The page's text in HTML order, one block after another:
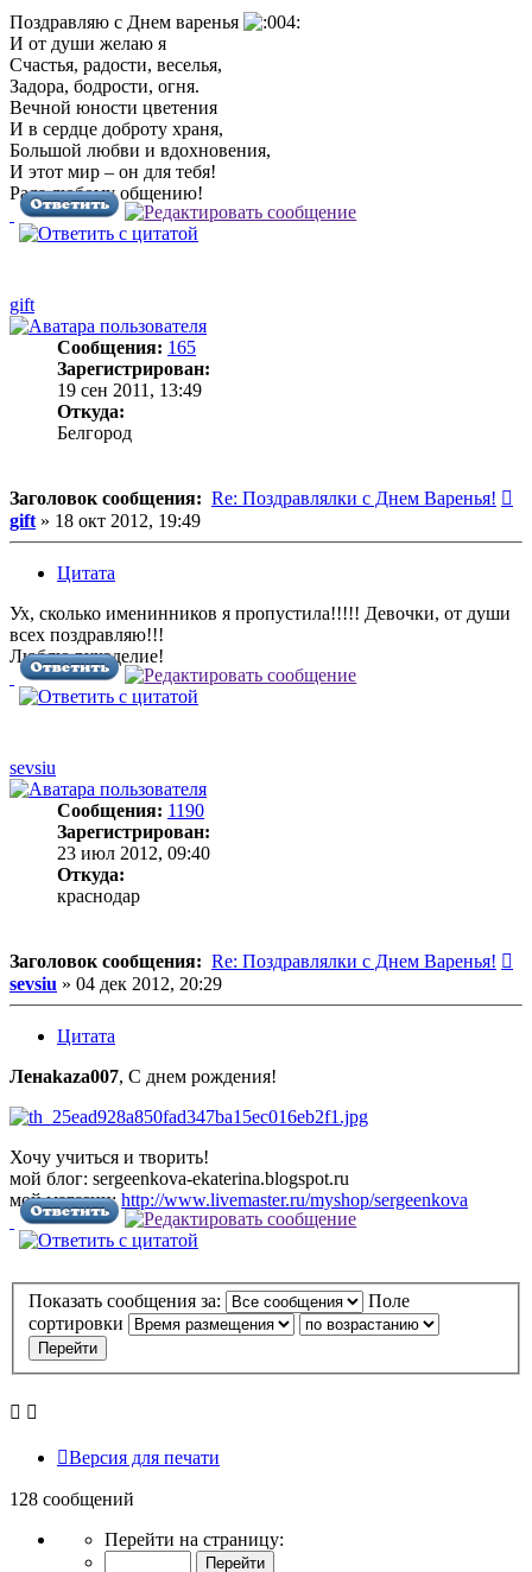
Поздравляю с Днем варенья
И от души желаю я
Счастья, радости, веселья,
Задора, бодрости, огня.
Вечной юности цветения
И в сердце доброту храня,
Большой любви и вдохновения,
И этот мир – он для тебя!
Рада любому общению!
gift
Сообщения: 165
Зарегистрирован:
19 сен 2011, 13:49
Откуда:
Белгород
Заголовок сообщения: Re: Поздравлялки с Днем Варенья!
gift » 18 окт 2012, 19:49
Цитата
Ух, сколько именинников я пропустила!!!!! Девочки, от души
всех поздравляю!!!
Люблю рукоделие!
sevsiu
Сообщения: 1190
Зарегистрирован:
23 июл 2012, 09:40
Откуда:
краснодар
Заголовок сообщения: Re: Поздравлялки с Днем Варенья!
sevsiu » 04 дек 2012, 20:29
Цитата
Ленаkaza007, С днем рождения!
Хочу учиться и творить!
мой блог: sergeenkova-ekaterina.blogspot.ru
мой магазин:http://www.livemaster.ru/myshop/sergeenkova
Показать сообщения за:
Поле
сортировки
Версия для печати
128 сообщений
СтраницаПерейти на страницу: